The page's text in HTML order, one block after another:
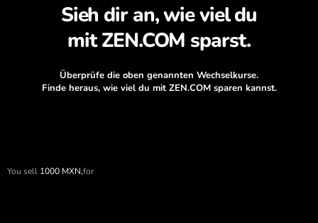
Sieh dir an, wie viel du
mit ZEN.COM sparst.
Überprüfe die oben genannten Wechselkurse.
Finde heraus, wie viel du mit ZEN.COM sparen kannst.
You sell 1000 MXN,for